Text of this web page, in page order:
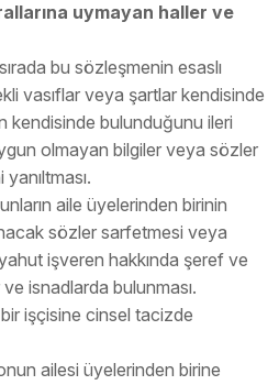
uymayan haller ve
bu sözleşmenin esaslı
vasıflar veya şartlar kendisinde
kendisinde bulunduğunu ileri
olmayan bilgiler veya sözler
aile üyelerinden birinin
sözler sarfetmesi veya
işveren hakkında şeref ve
ve isnadlarda bulunması.
işçisine cinsel tacizde
ailesi üyelerinden birine